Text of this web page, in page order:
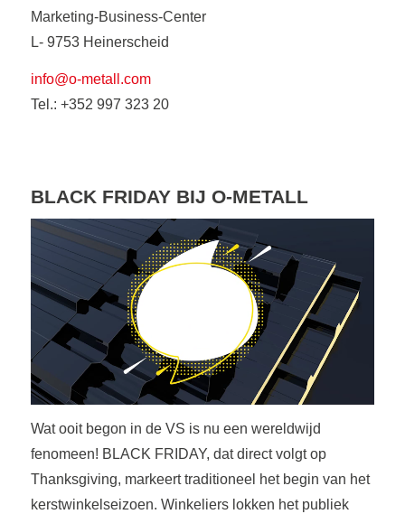
Marketing-Business-Center
L- 9753 Heinerscheid
info@o-metall.com
Tel.: +352 997 323 20
BLACK FRIDAY BIJ O-METALL
Wat ooit begon in de VS is nu een wereldwijd
fenomeen! BLACK FRIDAY, dat direct volgt op
Thanksgiving, markeert traditioneel het begin van het
kerstwinkelseizoen. Winkeliers lokken het publiek